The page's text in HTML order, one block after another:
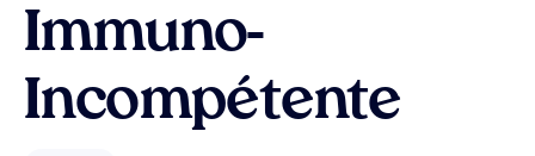
Immuno-
Incompétente